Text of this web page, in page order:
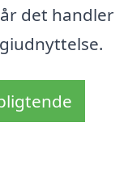
det handler